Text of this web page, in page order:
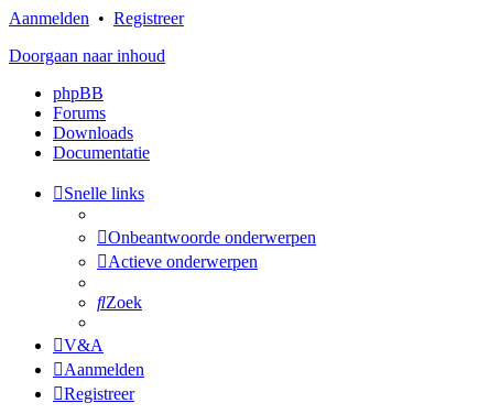
Aanmelden • Registreer
Doorgaan naar inhoud
phpBB
Forums
Downloads
Documentatie
Snelle links
Onbeantwoorde onderwerpen
Actieve onderwerpen
Zoek
V&A
Aanmelden
Registreer